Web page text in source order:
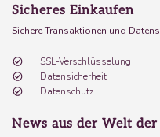
Sicheres Einkaufen
Sichere Transaktionen und
SSL-Verschlüsselung
Datensicherheit
Datenschutz
News aus der Welt